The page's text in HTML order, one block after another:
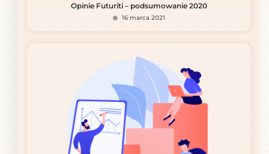
Opinie Futuriti – podsumowanie 2020
16 marca 2021